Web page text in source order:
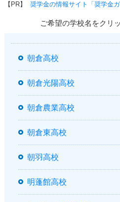
【PR】 奨学金の情報サイト「奨学金
ご希望の学校名をクリ
朝倉高校
朝倉光陽高校
朝倉農業高校
朝倉東高校
朝羽高校
明蓬館高校